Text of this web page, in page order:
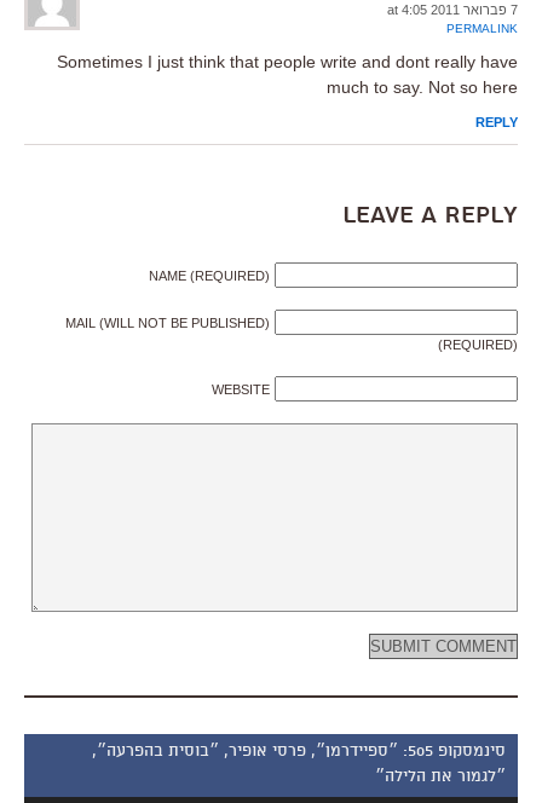
7 פברואר 2011 at 4:05
PERMALINK
Sometimes I just think that people write and dont really have
much to say. Not so here
REPLY
Leave a Reply
NAME (REQUIRED)
MAIL (WILL NOT BE PUBLISHED)
(REQUIRED)
WEBSITE
סינמסקופ 505: ״ספיידרמן״, פרסי אופיר, ״בוסית בהפרעה״,
״לגמור את הלילה״